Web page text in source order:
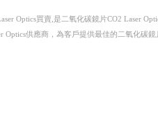
Optics買賣,是二氧化碳鏡片CO2 Laser
供應商，為客戶提供最佳的二氧化碳鏡